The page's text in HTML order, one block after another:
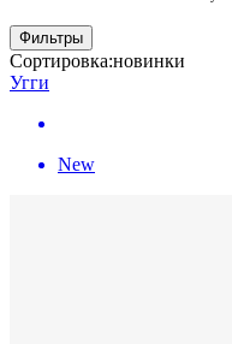
Фильтры
Сортировка:новинки
Угги
New